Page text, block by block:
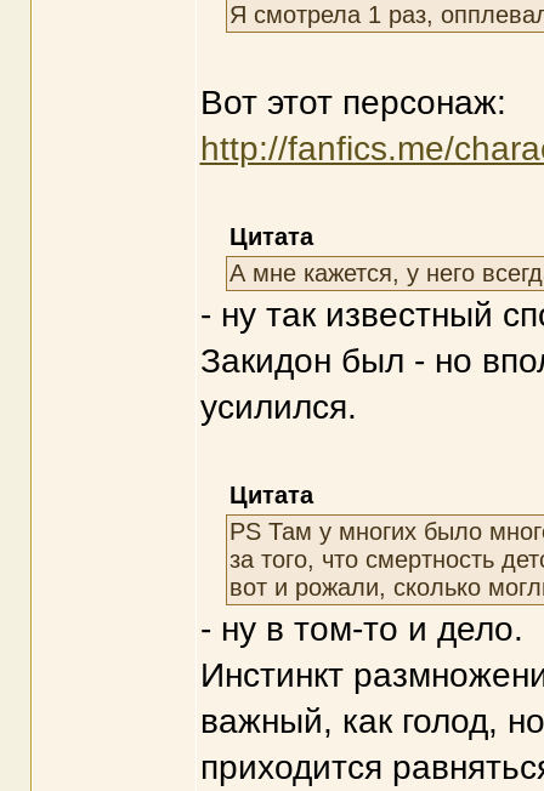
Я смотрела 1 раз,
Вот этот персонаж:
http://fanfics.me/
Цитата
А мне кажется, у него
- ну так известный
Закидон был - но
усилился.
Цитата
PS Там у многих было
за того, что смертность
вот и рожали, сколько
- ну в том-то и дело.
Инстинкт
важный, как голод,
приходится